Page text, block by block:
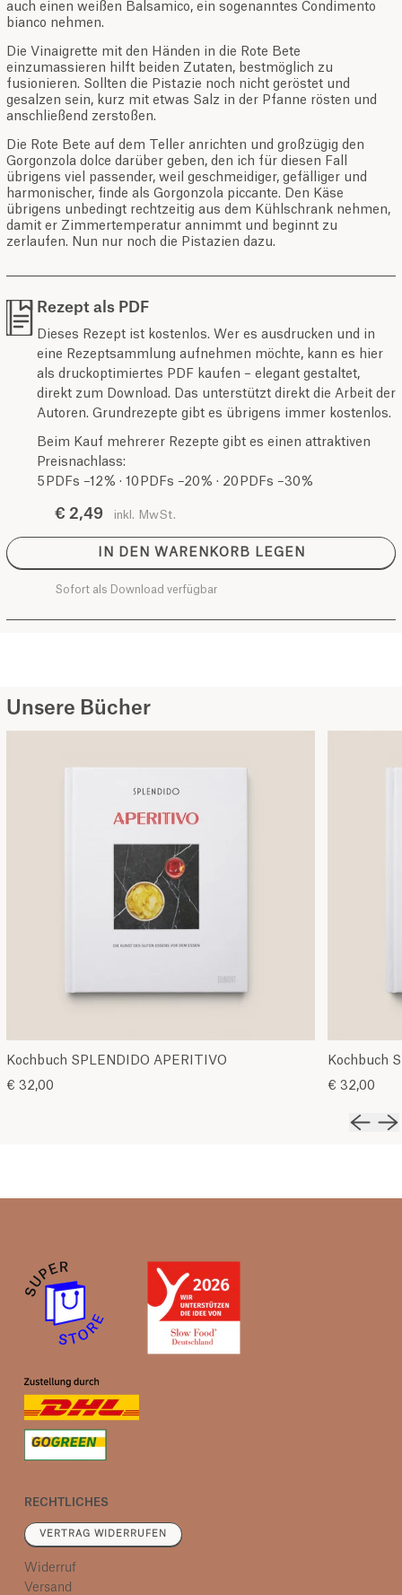
auch einen weißen Balsamico, ein sogenanntes Condimento
bianco nehmen.
Die Vinaigrette mit den Händen in die Rote Bete
einzumassieren hilft beiden Zutaten, bestmöglich zu
fusionieren. Sollten die Pistazie noch nicht geröstet und
gesalzen sein, kurz mit etwas Salz in der Pfanne rösten und
anschließend zerstoßen.
Die Rote Bete auf dem Teller anrichten und großzügig den
Gorgonzola dolce darüber geben, den ich für diesen Fall
übrigens viel passender, weil geschmeidiger, gefälliger und
harmonischer, finde als Gorgonzola piccante. Den Käse
übrigens unbedingt rechtzeitig aus dem Kühlschrank nehmen,
damit er Zimmertemperatur annimmt und beginnt zu
zerlaufen. Nun nur noch die Pistazien dazu.
Rezept als PDF
Dieses Rezept ist kostenlos. Wer es ausdrucken und in
eine Rezeptsammlung aufnehmen möchte, kann es hier
als druckoptimiertes PDF kaufen – elegant gestaltet,
direkt zum Download. Das unterstützt direkt die Arbeit der
Autoren. Grundrezepte gibt es übrigens immer kostenlos.
Beim Kauf mehrerer Rezepte gibt es einen attraktiven
Preisnachlass:
5 PDFs –12 % · 10 PDFs –20 % · 20 PDFs –30 %
€ 2,49 inkl. MwSt.
IN DEN WARENKORB LEGEN
Sofort als Download verfügbar
Unsere Bücher
Kochbuch SPLENDIDO APERITIVO
Kochbuch SPLENDIDO APERITIVO
€ 32,00
Kochbuch
€ 32,00
RECHTLICHES
VERTRAG WIDERRUFEN
Widerruf
Versand